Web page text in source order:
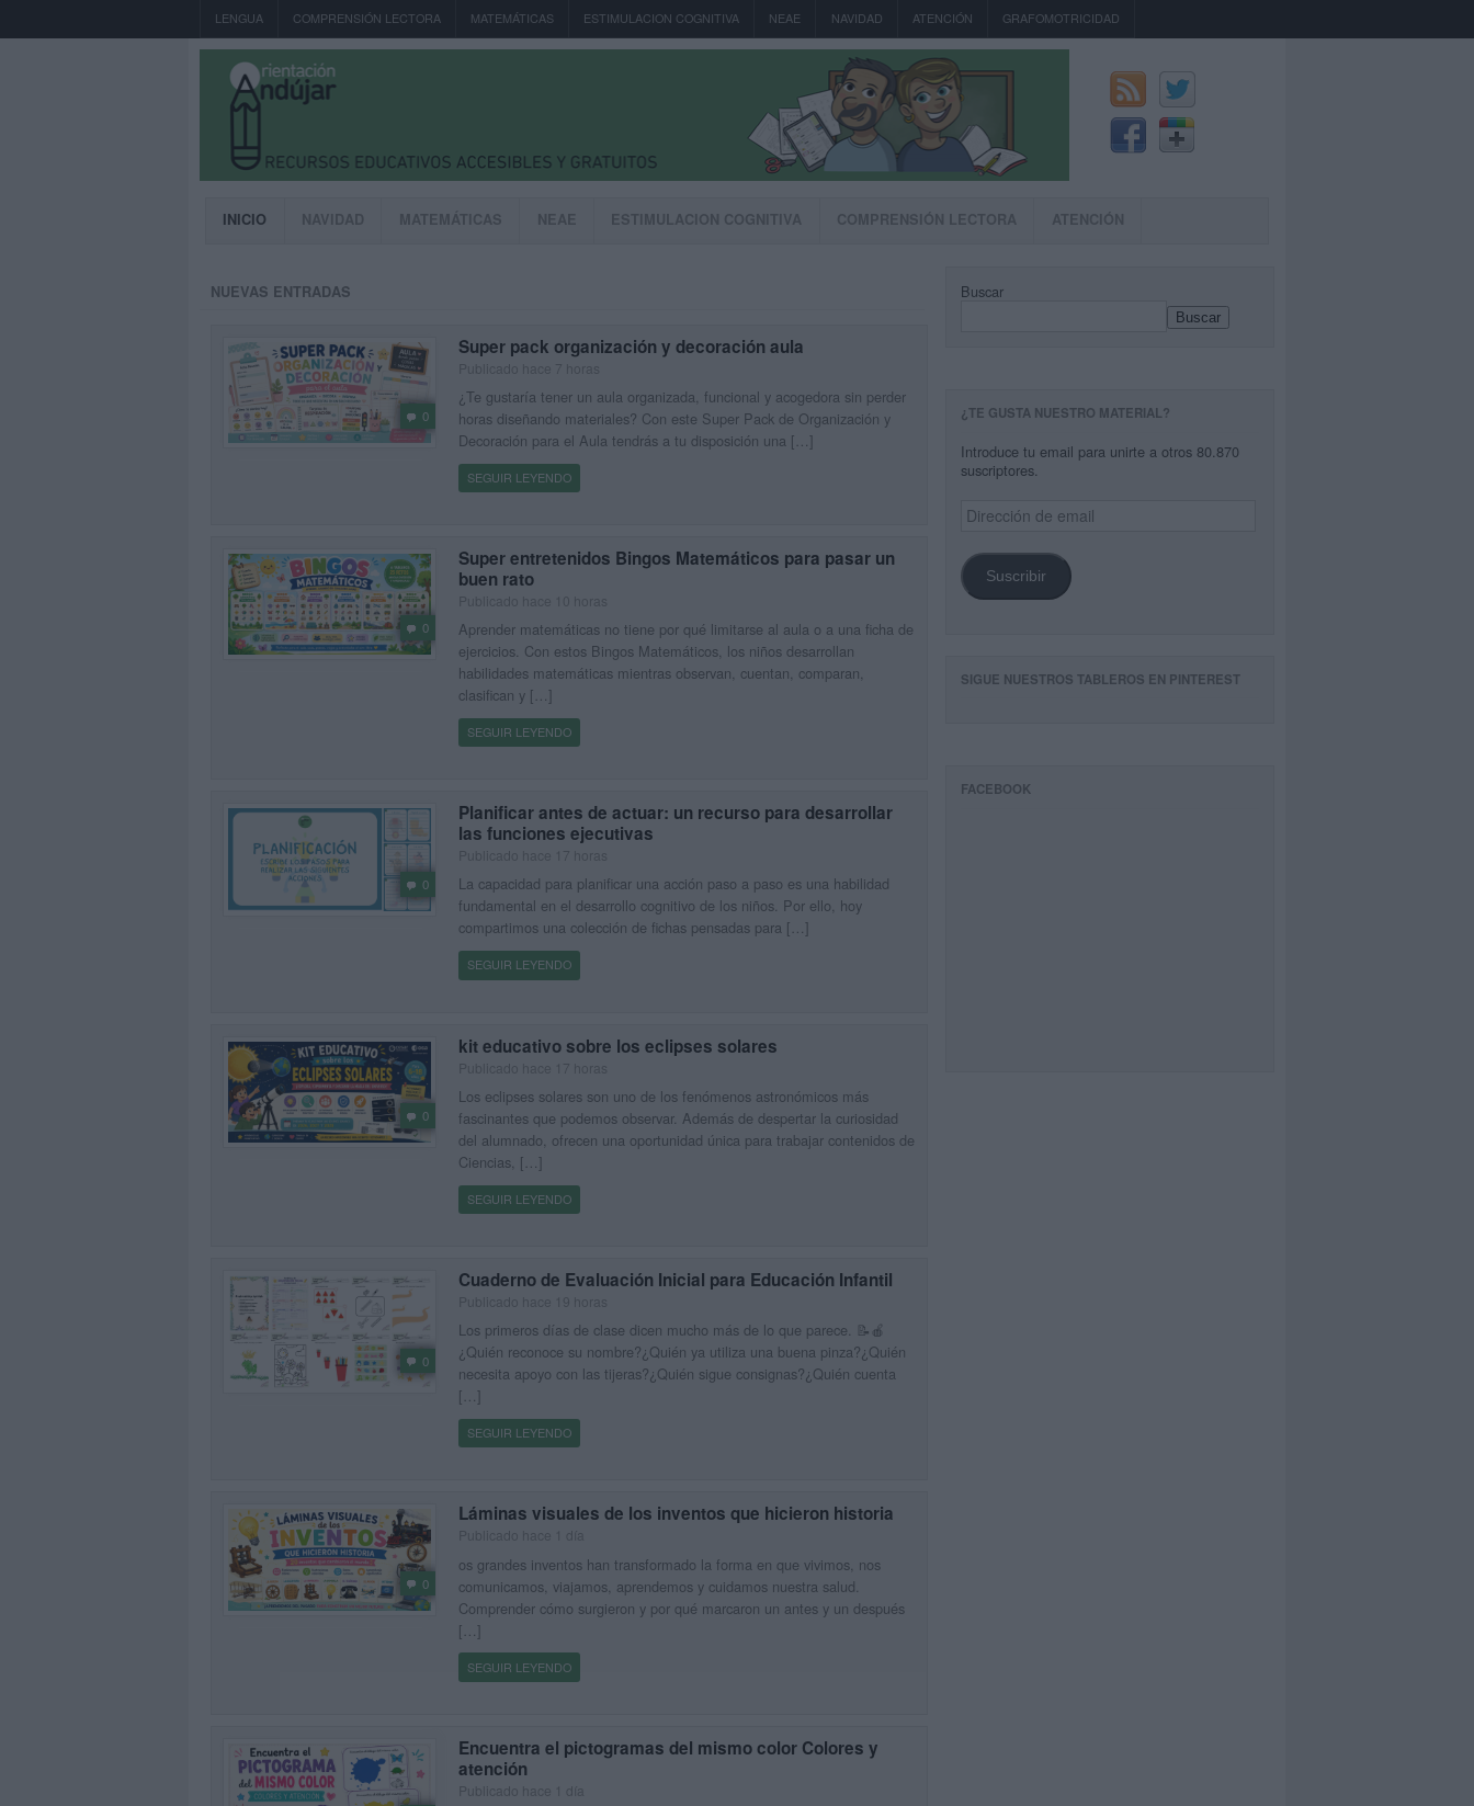
LENGUA COMPRENSIÓN LECTORA MATEMÁTICAS ESTIMULACION COGNITIVA NEAE NAVIDAD ATENCIÓN GRAFOMOTRICIDAD
INICIO NAVIDAD MATEMÁTICAS NEAE ESTIMULACION COGNITIVA COMPRENSIÓN LECTORA ATENCIÓN
NUEVAS ENTRADAS
0
Super pack organización y decoración aula
¿Te gustaría tener un aula organizada, funcional y acogedora sin perder
horas diseñando materiales? Con este Super Pack de Organización y
Decoración para el Aula tendrás a tu disposición una […]
SEGUIR LEYENDO
0
Super entretenidos Bingos Matemáticos para pasar un
buen rato
Aprender matemáticas no tiene por qué limitarse al aula o a una ficha de
ejercicios. Con estos Bingos Matemáticos, los niños desarrollan
habilidades matemáticas mientras observan, cuentan, comparan,
clasifican y […]
SEGUIR LEYENDO
0
Planificar antes de actuar: un recurso para desarrollar
las funciones ejecutivas
La capacidad para planificar una acción paso a paso es una habilidad
fundamental en el desarrollo cognitivo de los niños. Por ello, hoy
compartimos una colección de fichas pensadas para […]
SEGUIR LEYENDO
0
kit educativo sobre los eclipses solares
Los eclipses solares son uno de los fenómenos astronómicos más
fascinantes que podemos observar. Además de despertar la curiosidad
del alumnado, ofrecen una oportunidad única para trabajar contenidos de
Ciencias, […]
SEGUIR LEYENDO
0
Cuaderno de Evaluación Inicial para Educación Infantil
Los primeros días de clase dicen mucho más de lo que parece. 📝🍎
¿Quién reconoce su nombre?¿Quién ya utiliza una buena pinza?¿Quién
necesita apoyo con las tijeras?¿Quién sigue consignas?¿Quién cuenta
[…]
SEGUIR LEYENDO
0
Láminas visuales de los inventos que hicieron historia
os grandes inventos han transformado la forma en que vivimos, nos
comunicamos, viajamos, aprendemos y cuidamos nuestra salud.
Comprender cómo surgieron y por qué marcaron un antes y un después
[…]
SEGUIR LEYENDO
Encuentra el pictogramas del mismo color Colores y
atención
Publicado hace 1 día
Buscar
Buscar
¿TE GUSTA NUESTRO MATERIAL?
Introduce tu email para unirte a otros 80.870
suscriptores.
Dirección
de
Suscribir
SIGUE NUESTROS TABLEROS EN PINTEREST
FACEBOOK